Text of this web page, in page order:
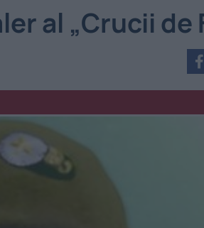
al „Crucii de